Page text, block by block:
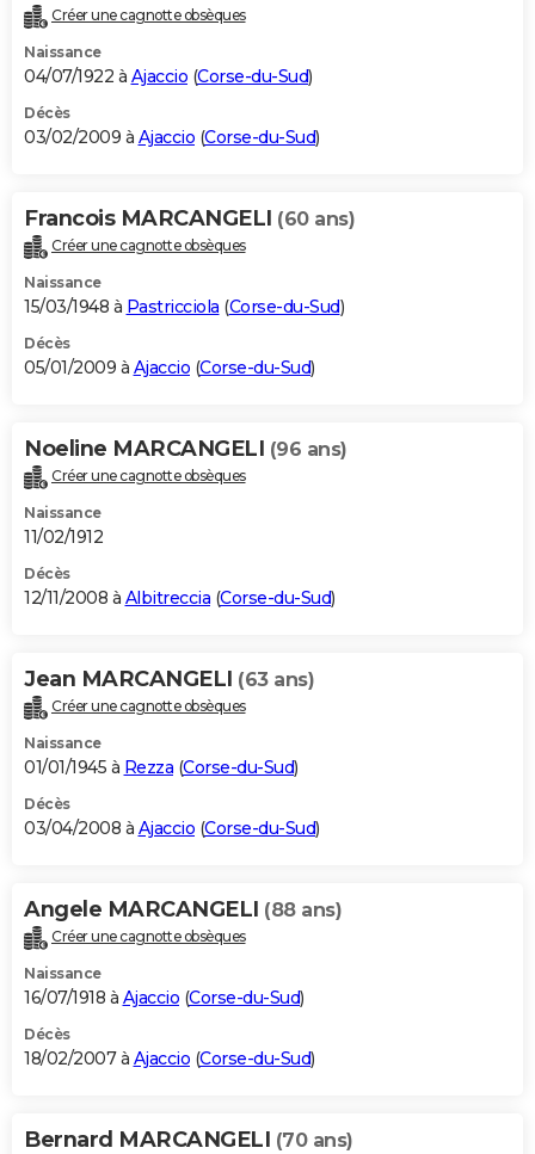
Créer une cagnotte obsèques
Naissance
04/07/1922 à Ajaccio (Corse-du-Sud)
Décès
03/02/2009 à Ajaccio (Corse-du-Sud)
Francois MARCANGELI (60 ans)
Créer une cagnotte obsèques
Naissance
15/03/1948 à Pastricciola (Corse-du-Sud)
Décès
05/01/2009 à Ajaccio (Corse-du-Sud)
Noeline MARCANGELI (96 ans)
Créer une cagnotte obsèques
Naissance
11/02/1912
Décès
12/11/2008 à Albitreccia (Corse-du-Sud)
Jean MARCANGELI (63 ans)
Créer une cagnotte obsèques
Naissance
01/01/1945 à Rezza (Corse-du-Sud)
Décès
03/04/2008 à Ajaccio (Corse-du-Sud)
Angele MARCANGELI (88 ans)
Créer une cagnotte obsèques
Naissance
16/07/1918 à Ajaccio (Corse-du-Sud)
Décès
18/02/2007 à Ajaccio (Corse-du-Sud)
Bernard MARCANGELI (70 ans)